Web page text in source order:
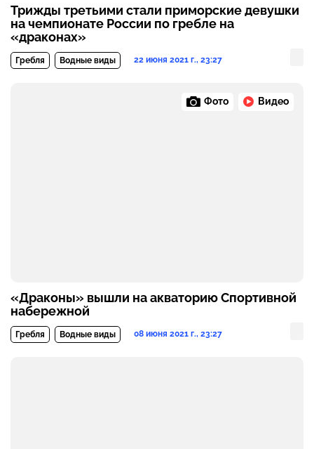
Трижды третьими стали приморские девушки
на чемпионате России по гребле на
«драконах»
Гребля Водные виды 22 июня 2021 г., 23:27
Фото Видео
«Драконы» вышли на акваторию Спортивной
набережной
Гребля Водные виды 08 июня 2021 г., 23:27